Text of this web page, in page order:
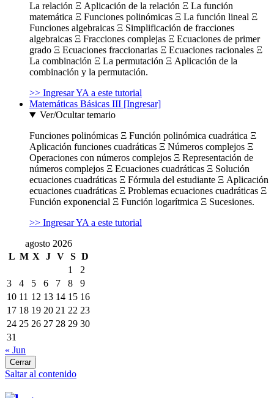
La relación Ξ Aplicación de la relación Ξ La función
matemática Ξ Funciones polinómicas Ξ La función lineal Ξ
Funciones algebraicas Ξ Simplificación de fracciones
algebraicas Ξ Fracciones complejas Ξ Ecuaciones de primer
grado Ξ Ecuaciones fraccionarias Ξ Ecuaciones racionales Ξ
La combinación Ξ La permutación Ξ Aplicación de la
combinación y la permutación.
>> Ingresar YA a este tutorial
Matemáticas Básicas III [Ingresar]
Ver/Ocultar temario
Funciones polinómicas Ξ Función polinómica cuadrática Ξ
Aplicación funciones cuadráticas Ξ Números complejos Ξ
Operaciones con números complejos Ξ Representación de
números complejos Ξ Ecuaciones cuadráticas Ξ Solución
ecuaciones cuadráticas Ξ Fórmula del estudiante Ξ Aplicación
ecuaciones cuadráticas Ξ Problemas ecuaciones cuadráticas Ξ
Función exponencial Ξ Función logarítmica Ξ Sucesiones.
>> Ingresar YA a este tutorial
agosto 2026
L M X J V S D
1
2
3
4 5 6 7 8
9
10 11 12 13 14 15 16
17 18 19 20 21 22 23
24 25 26 27 28 29 30
31
« Jun
Cerrar
Saltar al contenido